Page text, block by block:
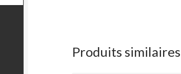
Produits similaires